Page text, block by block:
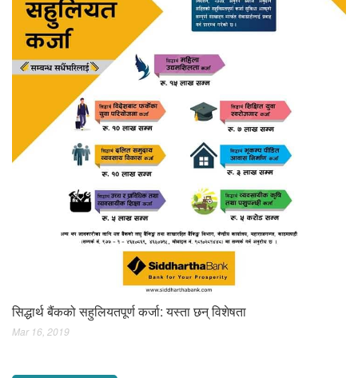
सिद्धार्थ बैंकको सहुलियतपूर्ण कर्जा: यस्ता छन् विशेषता
Mar 16, 2019